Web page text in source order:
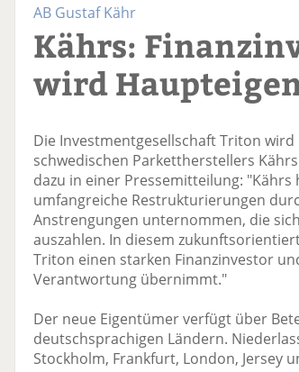
AB Gustaf Kähr
Kährs:
wird
Die Investmentgesellschaft Triton
schwedischen Parkettherstellers
dazu in einer Pressemitteilung: "Kährs
umfangreiche Restrukturierungen
Anstrengungen unternommen, die
auszahlen. In diesem
Triton einen starken Finanzinvestor
Verantwortung übernimmt."
Der neue Eigentümer verfügt über
deutschsprachigen Ländern.
Stockholm, Frankfurt, London, Jersey